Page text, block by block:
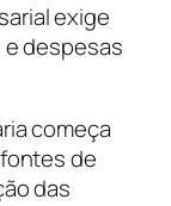
exige
despesas
começa
de
das